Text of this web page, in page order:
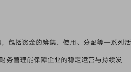
包括资金的筹集、使用、分配等一系列活
务管理能保障企业的稳定运营与持续发